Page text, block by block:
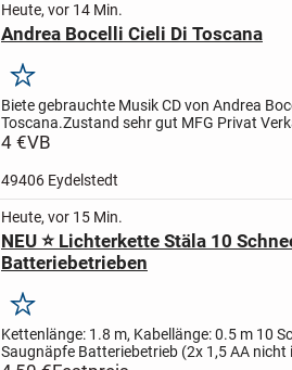
Heute, vor 14 Min.
Andrea Bocelli Cieli Di Toscana
Merken
Biete gebrauchte Musik CD von Andrea
Toscana.Zustand sehr gut MFG Privat
Rücknahme
4 €VB
49406 Eydelstedt
Heute, vor 15 Min.
NEU ⭐ Lichterkette Stäla 10
Batteriebetrieben
Merken
Kettenlänge: 1.8 m, Kabellänge: 0.5 m10
SaugnäpfeBatteriebetrieb (2x 1,5 AA nicht